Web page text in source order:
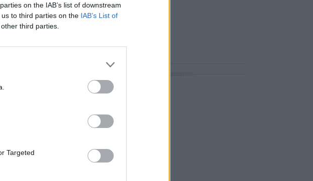
on the IAB’s list of downstream
to third parties on the IAB’s List of
third parties.
Targeted